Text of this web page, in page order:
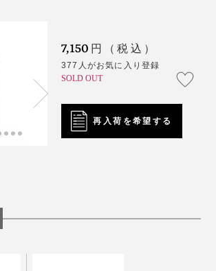
、フロスに、『APIYOO』の“水よう
』の口腔洗浄器は、防水仕様だか
も問題なし。
、使った後は、本体を水で丸洗いでき
腔洗浄器は、充電式。コードレスだか
汚れがつきにくくなった実感があって、
れはいい！
ソフト洗浄モード・標準洗浄モード・
モード
／1A
専用ノズル1本）・USB-A充電ケーブ
7,150 円（税込）
377人がお気に入り登録
SOLD OUT
再入荷を希望する